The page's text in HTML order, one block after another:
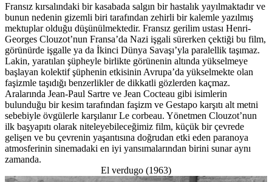
Fransız kırsalındaki bir kasabada salgın bir hastalık yayılmaktadır ve
bunun nedenin gizemli biri tarafından zehirli bir kalemle yazılmış
mektuplar olduğu düşünülmektedir. Fransız gerilim ustası Henri-
Georges Clouzot’nun Fransa’da Nazi işgali sürerken çektiği bu film,
görünürde işgalle ya da İkinci Dünya Savaşı’yla paralellik taşımaz.
Lakin, yaratılan şüpheyle birlikte görünenin altında yükselmeye
başlayan kolektif şüphenin etkisinin Avrupa’da yükselmekte olan
faşizmle taşıdığı benzerlikler de dikkatli gözlerden kaçmaz.
Aralarında Jean-Paul Sartre ve Jean Cocteau gibi isimlerin
bulunduğu bir kesim tarafından faşizm ve Gestapo karşıtı alt metni
sebebiyle övgülerle karşılanır Le corbeau. Yönetmen Clouzot’nun
ilk başyapıtı olarak niteleyebileceğimiz film, küçük bir çevrede
gelişen ve bu çevrenin yaşantısına doğrudan etki eden paranoya
atmosferinin sinemadaki en iyi yansımalarından birini sunar aynı
zamanda.
El verdugo (1963)